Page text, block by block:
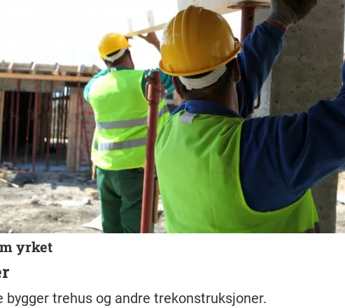
yrket
bygger trehus og andre trekonstruksjoner.